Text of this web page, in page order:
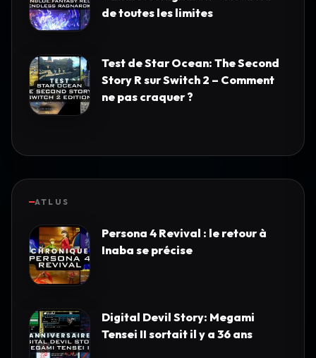
de toutes les limites
Test de Star Ocean: The Second
Story R sur Switch 2 – Comment
ne pas craquer ?
ATLUS
Persona 4 Revival : le retour à
Inaba se précise
Digital Devil Story: Megami
Tensei II sortait il y a 36 ans